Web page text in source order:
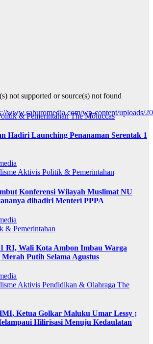
not supported or source(s) not found
www.saburomedia.com/wp-content/uploads/
& PemerintahanThe Moluccas
Hadiri Launching Penanaman Serentak 1
Aktivis Politik & Pemerintahan
Konferensi Wilayah Muslimat NU
dihadiri Menteri PPPA
& Pemerintahan
RI, Wali Kota Ambon Imbau Warga
Putih Selama Agustus
Aktivis Pendidikan & Olahraga The
Ketua Golkar Maluku Umar Lessy ;
Hilirisasi Menuju Kedaulatan